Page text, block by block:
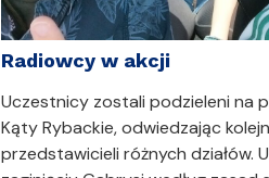
Radiowcy w akcji
Uczestnicy zostali podzieleni na
Kąty Rybackie, odwiedzając
przedstawicieli różnych działów.